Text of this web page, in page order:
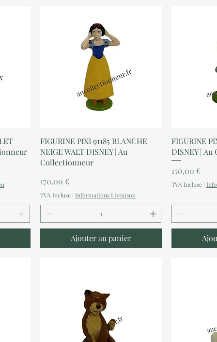
Aperçu rapide
FIGURINE PIXI 91185 BLANCHE
NEIGE WALT DISNEY | Au
Collectionneur
Prix
170,00 €
TVA Incluse | Informations Livraison
Ajouter au panier
FIGURINE
DISNEY |
Prix
150,00 €
TVA Incluse |